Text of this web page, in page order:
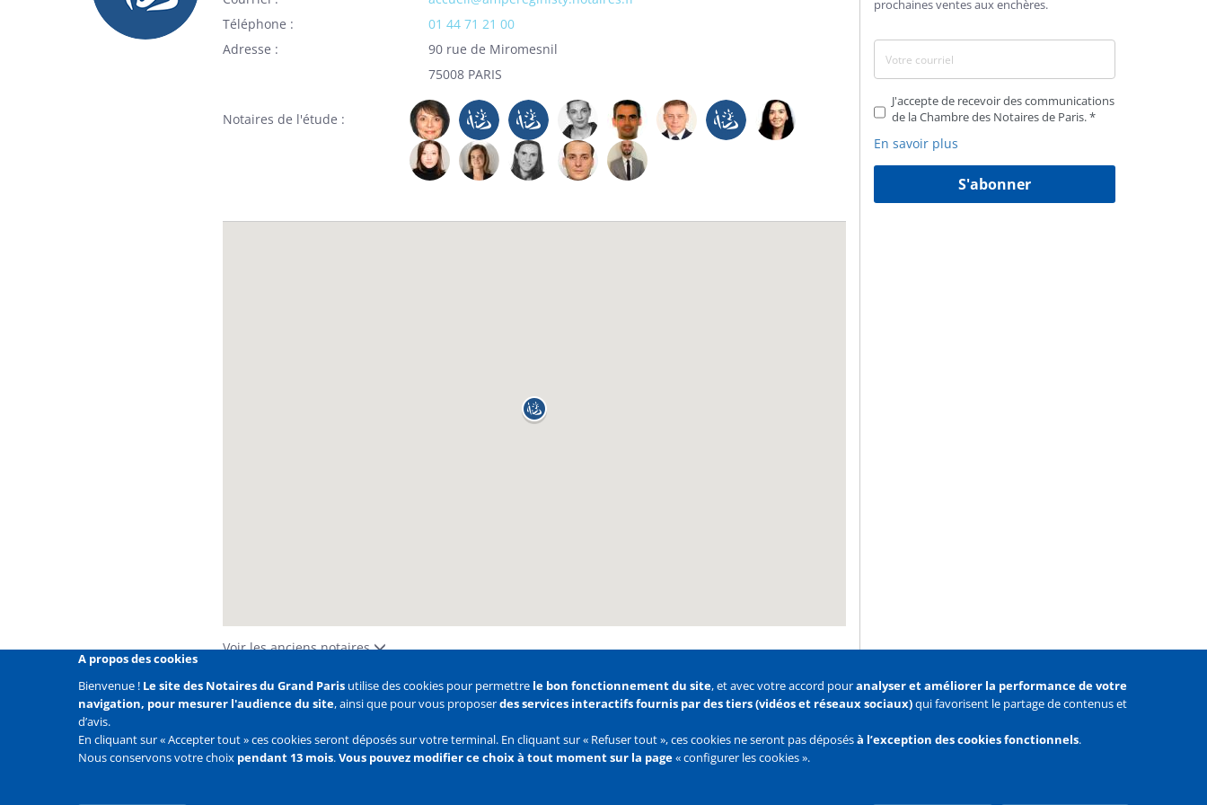
Téléphone
01 44 71 21 00
Adresse
90 rue de Miromesnil
75008 PARIS
Notaires de l'étude :
Voir les anciens notaires
prochaines ventes aux enchères.
J'accepte de recevoir des communications
de la Chambre des Notaires de Paris.
En savoir plus
S'abonner
Liens
Mentions légales
Liens
ligne
Accueil Contact Plan du site
Flux
A propos des cookies
Bienvenue ! Le site des Notaires du Grand Paris utilise des cookies pour permettre le bon fonctionnement du site, et avec votre accord pouranalyser et améliorer la performance de votre
navigation, pour mesurer l'audience du site, ainsi que pour vous proposerdes services interactifs fournis par des tiers (vidéos et réseaux sociaux)qui favorisent le partage de contenus et
d’avis.
En cliquant sur « Accepter tout » ces cookies seront déposés sur votre terminal. En cliquant sur « Refuser tout », ces cookies ne seront pas déposésà l’exception des cookies fonctionnels.
Nous conservons votre choix pendant 13 mois.Vous pouvez modifier ce choix à tout moment sur la page« configurer les cookies ».